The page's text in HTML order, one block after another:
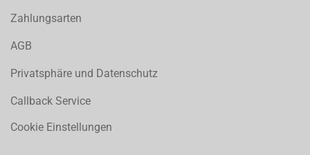
Zahlungsarten
AGB
Privatsphäre und Datenschutz
Callback Service
Cookie Einstellungen